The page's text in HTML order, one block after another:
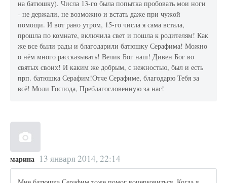
на батюшку). Числа 13-го была попытка пробовать мои ноги
- не держали, не возможно и встать даже при чужой
помощи. И вот рано утром, 15-го числа я сама встала,
прошла по комнате, включила свет и пошла к родителям! Как
же все были рады и благодарили батюшку Серафима! Можно
о нём много рассказывать! Велик Бог наш! Дивен Бог во
святых своих! И каким же добрым, с нежностью, был и есть
прп. батюшка Серафим!Отче Серафиме, благодарю Тебя за
всё! Моли Господа, Преблагословенную за нас!
марина 13 января 2014, 22:14